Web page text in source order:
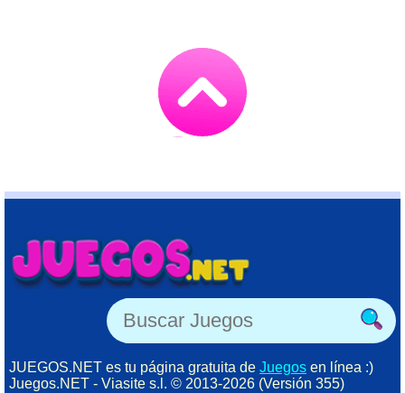
JUEGOS.NET es tu página gratuita de Juegos en línea :)
Juegos.NET - Viasite s.l. © 2013-2026 (Versión 355)